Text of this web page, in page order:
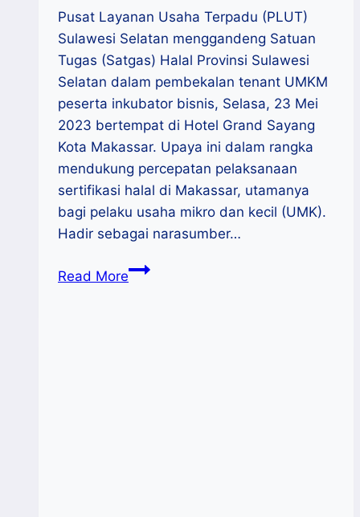
Pusat Layanan Usaha Terpadu (PLUT)
Sulawesi Selatan menggandeng Satuan
Tugas (Satgas) Halal Provinsi Sulawesi
Selatan dalam pembekalan tenant UMKM
peserta inkubator bisnis, Selasa, 23 Mei
2023 bertempat di Hotel Grand Sayang
Kota Makassar. Upaya ini dalam rangka
mendukung percepatan pelaksanaan
sertifikasi halal di Makassar, utamanya
bagi pelaku usaha mikro dan kecil (UMK).
Hadir sebagai narasumber…
Read MoreSatgas